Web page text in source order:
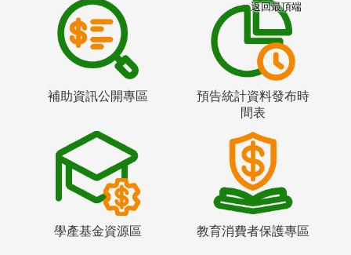
補助資訊公開專區
預告統計資料發布時
間表
學產基金資源區 教育消費者保護專區
返回最頂端